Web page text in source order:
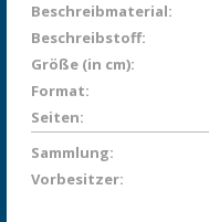
Beschreibmaterial:
Beschreibstoff:
Größe (in cm):
Format:
Seiten:
Sammlung:
Vorbesitzer: